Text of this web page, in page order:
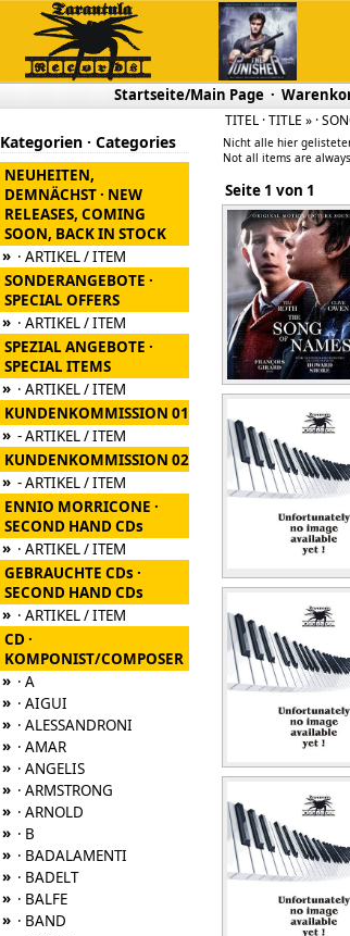
Startseite/Main Page·
Kategorien · Categories
NEUHEITEN,
DEMNÄCHST · NEW
RELEASES, COMING
SOON, BACK IN STOCK
» · ARTIKEL / ITEM
SONDERANGEBOTE ·
SPECIAL OFFERS
» · ARTIKEL / ITEM
SPEZIAL ANGEBOTE ·
SPECIAL ITEMS
» · ARTIKEL / ITEM
KUNDENKOMMISSION 01
» - ARTIKEL / ITEM
KUNDENKOMMISSION 02
» - ARTIKEL / ITEM
ENNIO MORRICONE ·
SECOND HAND CDs
» · ARTIKEL / ITEM
GEBRAUCHTE CDs ·
SECOND HAND CDs
» · ARTIKEL / ITEM
CD ·
KOMPONIST/COMPOSER
» · A
» · AIGUI
» · ALESSANDRONI
» · AMAR
» · ANGELIS
» · ARMSTRONG
» · ARNOLD
» · B
» · BADALAMENTI
» · BADELT
» · BALFE
» · BAND
TITEL · TITLE » ·
Nicht alle hier
Not all items are
Seite 1 von